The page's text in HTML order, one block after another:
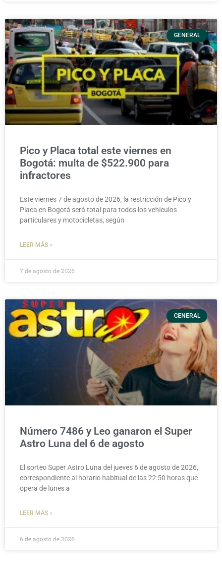
GENERAL
Pico y Placa total este viernes en
Bogotá: multa de $522.900 para
infractores
Este viernes 7 de agosto de 2026, la restricción de Pico y
Placa en Bogotá será total para todos los vehículos
particulares y motocicletas, según
LEER MÁS »
7 de agosto de 2026
GENERAL
Número 7486 y Leo ganaron el Super
Astro Luna del 6 de agosto
El sorteo Super Astro Luna del jueves 6 de agosto de 2026,
correspondiente al horario habitual de las 22:50 horas que
opera de lunes a
LEER MÁS »
6 de agosto de 2026